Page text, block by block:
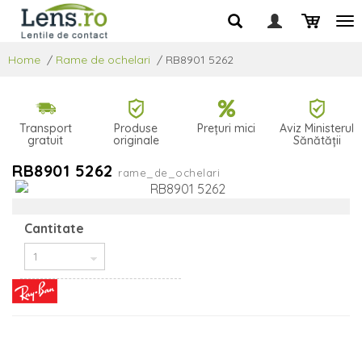
Home / Rame de ochelari / RB8901 5262
Transport
gratuit
Produse
originale
Prețuri mici
Aviz Ministerul
Sănătății
RB8901 5262 rame_de_ochelari
Cantitate